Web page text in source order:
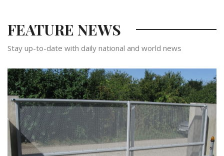
FEATURE NEWS
Stay up-to-date with daily national and world news